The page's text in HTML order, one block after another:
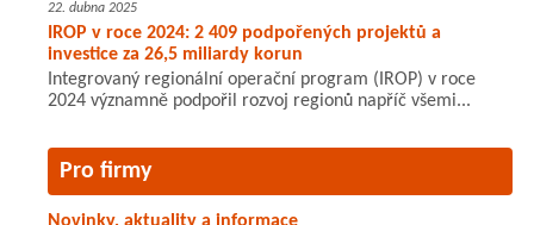
22. dubna 2025
IROP v roce 2024: 2 409 podpořených projektů a
investice za 26,5 miliardy korun
Integrovaný regionální operační program (IROP) v roce
2024 významně podpořil rozvoj regionů napříč všemi...
Pro firmy